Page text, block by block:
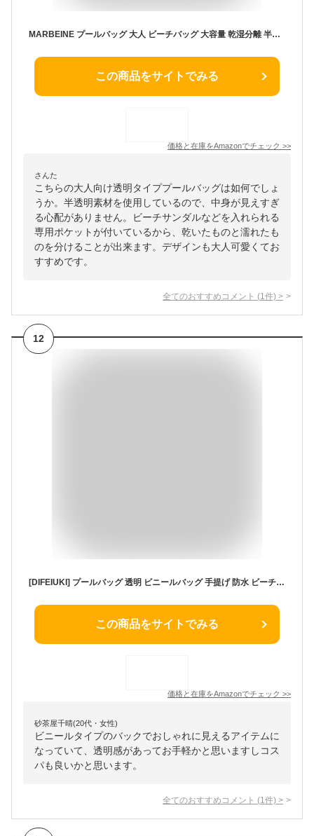
MARBEINE プールバッグ 大人 ビーチバッグ 大容量 乾湿分離 半透明防水 ビニールバック 女の子 水泳バッグ 男の子 ビーチ用バッグ 子供 キッズ プール用バック 手提げバッグ スイミング 温泉 旅行 アウトドア
この商品をサイトでみる
価格と在庫をAmazonでチェック >>
さんた
こちらの大人向け透明タイププールバッグは如何でしょ
うか。半透明素材を使用しているので、中身が見えすぎ
る心配がありません。ビーチサンダルなどを入れられる
専用ポケットが付いているから、乾いたものと濡れたも
のを分けることが出来ます。デザインも大人可愛くてお
すすめです。
全てのおすすめコメント (1 件) >
12
[DIFEIUKI] プールバッグ 透明 ビニールバッグ 手提げ 防水 ビーチバッグ おしゃれ スイミングバッグ 着替え収納 温泉/水泳/海水浴/ビーチ/ジム/お風呂/プール 男女兼用 ジッパー式 クリア 水泳用品 40cmx20cmx32cm
この商品をサイトでみる
価格と在庫をAmazonでチェック >>
砂茶屋千晴(20代・女性)
ビニールタイプのバックでおしゃれに見えるアイテムに
なっていて、透明感があってお手軽かと思いますしコス
パも良いかと思います。
全てのおすすめコメント (1 件) >